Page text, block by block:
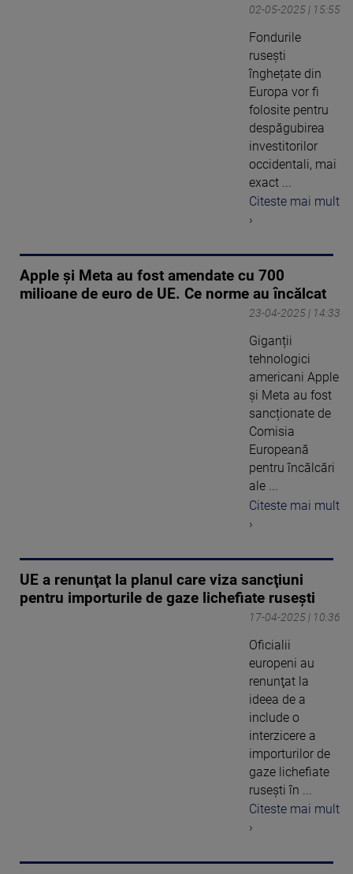
02-05-2025 | 15:55
Fondurile
rusești
înghețate din
Europa vor fi
folosite pentru
despăgubirea
investitorilor
occidentali, mai
exact ...
Citeste mai mult
›
Apple și Meta au fost amendate cu 700
milioane de euro de UE. Ce norme au încălcat
23-04-2025 | 14:33
Giganții
tehnologici
americani Apple
şi Meta au fost
sancționate de
Comisia
Europeană
pentru încălcări
ale ...
Citeste mai mult
›
UE a renunţat la planul care viza sancţiuni
pentru importurile de gaze lichefiate ruseşti
17-04-2025 | 10:36
Oficialii
europeni au
renunţat la
ideea de a
include o
interzicere a
importurilor de
gaze lichefiate
ruseşti în ...
Citeste mai mult
›